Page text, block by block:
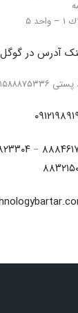
۵
آدرس در
۱۵۸۸۸۷۵۳۳۶
–